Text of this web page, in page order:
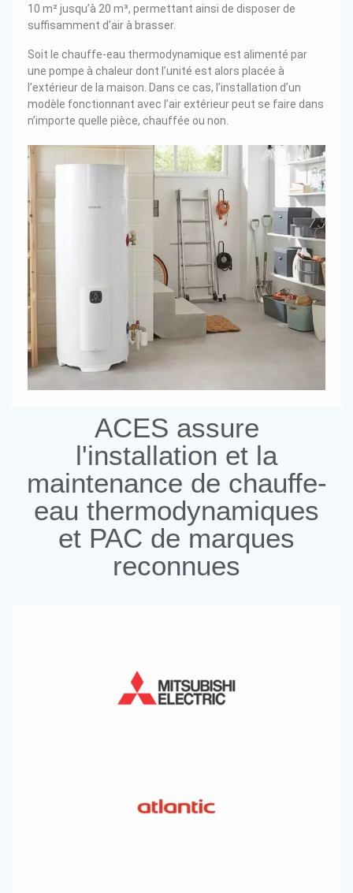
10 m² jusqu’à 20 m³, permettant ainsi de disposer de
suffisamment d’air à brasser.
Soit le chauffe-eau thermodynamique est alimenté par
une pompe à chaleur dont l’unité est alors placée à
l’extérieur de la maison. Dans ce cas, l’installation d’un
modèle fonctionnant avec l’air extérieur peut se faire dans
n’importe quelle pièce, chauffée ou non.
ACES assure
l'installation et la
maintenance de chauffe-
eau thermodynamiques
et PAC de marques
reconnues